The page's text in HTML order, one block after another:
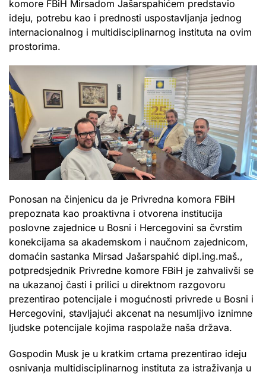
komore FBiH Mirsadom Jašarspahićem predstavio
ideju, potrebu kao i prednosti uspostavljanja jednog
internacionalnog i multidisciplinarnog instituta na ovim
prostorima.
Ponosan na činjenicu da je Privredna komora FBiH
prepoznata kao proaktivna i otvorena institucija
poslovne zajednice u Bosni i Hercegovini sa čvrstim
konekcijama sa akademskom i naučnom zajednicom,
domaćin sastanka Mirsad Jašarspahić dipl.ing.maš.,
potpredsjednik Privredne komore FBiH je zahvalivši se
na ukazanoj časti i prilici u direktnom razgovoru
prezentirao potencijale i mogućnosti privrede u Bosni i
Hercegovini, stavljajući akcenat na nesumljivo iznimne
ljudske potencijale kojima raspolaže naša država.
Gospodin Musk je u kratkim crtama prezentirao ideju
osnivanja multidisciplinarnog instituta za istraživanja u